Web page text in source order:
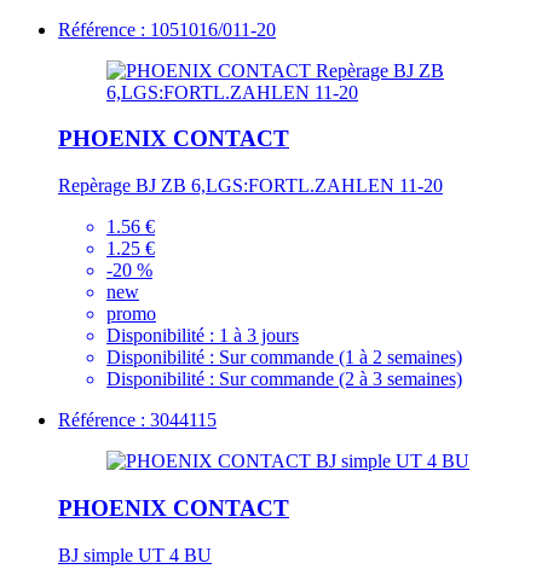
Référence : 1051016/011-20
PHOENIX CONTACT
Repèrage BJ ZB 6,LGS:FORTL.ZAHLEN 11-20
1.56 €
1.25 €
-20 %
new
promo
Disponibilité : 1 à 3 jours
Disponibilité : Sur commande (1 à 2 semaines)
Disponibilité : Sur commande (2 à 3 semaines)
Référence : 3044115
PHOENIX CONTACT
BJ simple UT 4 BU